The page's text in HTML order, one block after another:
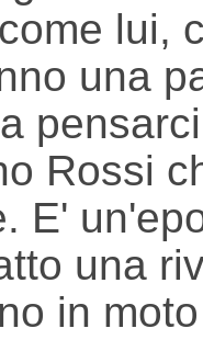
lui,
una
Rossi
E'
una
in